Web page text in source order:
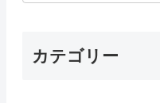
カテゴリー